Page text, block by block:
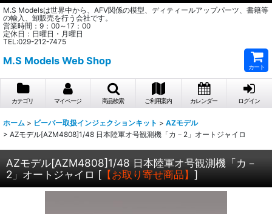
M.S Modelsは世界中から、AFV関係の模型、ディティールアップパーツ、書籍等
の輸入、卸販売を行う会社です。
営業時間：9：00～17：00
定休日：日曜日・月曜日
TEL:029-212-7475
M.S Models Web Shop
カート
カテゴリ マイページ 商品検索 ご利用案内 カレンダー ログイン
ホーム > ビーバー取扱インジェクションキット > AZモデル
> AZモデル[AZM4808]1/48 日本陸軍オ号観測機「カ－2」オートジャイロ
AZモデル[AZM4808]1/48 日本陸軍オ号観測機「カ－
2」オートジャイロ [ 【お取り寄せ商品】 ]